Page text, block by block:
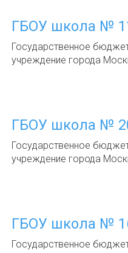
ГБОУ школа №
Государственное
учреждение города
ГБОУ школа №
Государственное
учреждение города
ГБОУ школа №
Государственное